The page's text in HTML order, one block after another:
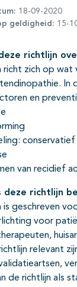
richtlijn
en
en dichtklappen
18-09-2020
geldigheid: 15-
richtlijn
richt zich op
In
en
van recidief
deze richtlijn
is geschreven
voor
relevant
de richtlijn als